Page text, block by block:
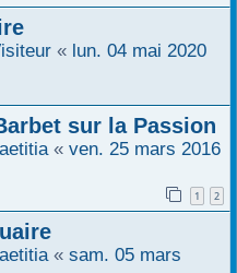
« lun. 04 mai 2020
sur la Passion
« ven. 25 mars 2016
1 2
« sam. 05 mars